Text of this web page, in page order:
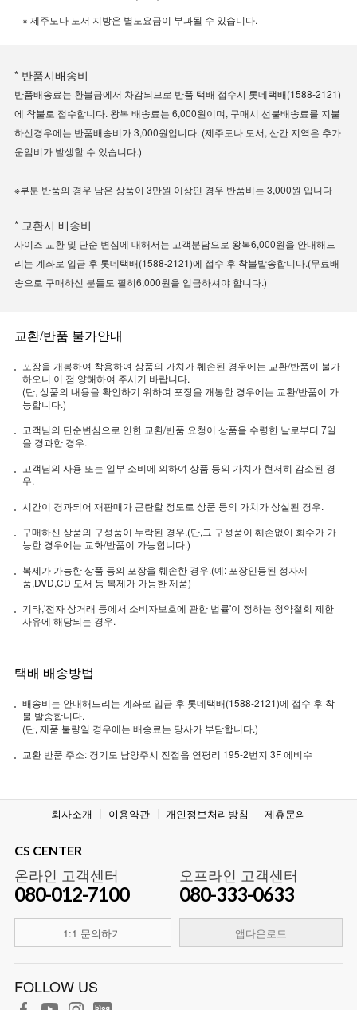
※ 제주도나 도서 지방은 별도요금이 부과될 수 있습니다.
* 반품시배송비
반품배송료는 환불금에서 차감되므로 반품 택배 접수시 롯데택배(1588-2121)
에 착불로 접수합니다. 왕복 배송료는 6,000원이며, 구매시 선불배송료를 지불
하신경우에는 반품배송비가 3,000원입니다. (제주도나 도서, 산간 지역은 추가
운임비가 발생할 수 있습니다.)
※부분 반품의 경우 남은 상품이 3만원 이상인 경우 반품비는 3,000원 입니다
* 교환시 배송비
사이즈 교환 및 단순 변심에 대해서는 고객분담으로 왕복6,000원을 안내해드
리는 계좌로 입금 후 롯데택배(1588-2121)에 접수 후 착불발송합니다.(무료배
송으로 구매하신 분들도 필히6,000원을 입금하셔야 합니다.)
교환/반품 불가안내
포장을 개봉하여 착용하여 상품의 가치가 훼손된 경우에는 교환/반품이 불가
하오니 이 점 양해하여 주시기 바랍니다.
(단, 상품의 내용을 확인하기 위하여 포장을 개봉한 경우에는 교환/반품이 가
능합니다.)
고객님의 단순변심으로 인한 교환/반품 요청이 상품을 수령한 날로부터 7일
을 경과한 경우.
고객님의 사용 또는 일부 소비에 의하여 상품 등의 가치가 현저히 감소된 경
우.
시간이 경과되어 재판매가 곤란할 정도로 상품 등의 가치가 상실된 경우.
구매하신 상품의 구성품이 누락된 경우.(단,그 구성품이 훼손없이 회수가 가
능한 경우에는 교화/반품이 가능합니다.)
복제가 가능한 상품 등의 포장을 훼손한 경우.(예: 포장인등된 정자제
품,DVD,CD 도서 등 복제가 가능한 제품)
기타,'전자 상거래 등에서 소비자보호에 관한 법률'이 정하는 청약철회 제한
사유에 해당되는 경우.
택배 배송방법
배송비는 안내해드리는 계좌로 입금 후 롯데택배(1588-2121)에 접수 후 착
불 발송합니다.
(단, 제품 불량일 경우에는 배송료는 당사가 부담합니다.)
교환 반품 주소: 경기도 남양주시 진접읍 연평리 195-2번지 3F 에비수
회사소개 이용약관 개인정보처리방침 제휴문의
CS CENTER
온라인 고객센터
080-012-7100
1:1 문의하기
오프라인 고객센터
080-333-0633
앱다운로드
FOLLOW US